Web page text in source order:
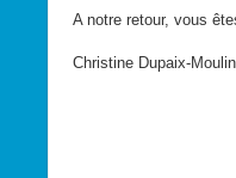
A notre retour, vous
Christine Dupaix-Moulin.